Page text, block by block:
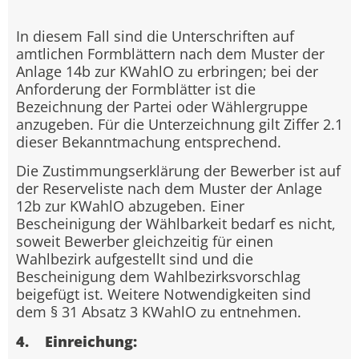
In diesem Fall sind die Unterschriften auf
amtlichen Formblättern nach dem Muster der
Anlage 14b zur KWahlO zu erbringen; bei der
Anforderung der Formblätter ist die
Bezeichnung der Partei oder Wählergruppe
anzugeben. Für die Unterzeichnung gilt Ziffer 2.1
dieser Bekanntmachung entsprechend.
Die Zustimmungserklärung der Bewerber ist auf
der Reserveliste nach dem Muster der Anlage
12b zur KWahlO abzugeben. Einer
Bescheinigung der Wählbarkeit bedarf es nicht,
soweit Bewerber gleichzeitig für einen
Wahlbezirk aufgestellt sind und die
Bescheinigung dem Wahlbezirksvorschlag
beigefügt ist. Weitere Notwendigkeiten sind
dem § 31 Absatz 3 KWahlO zu entnehmen.
4. Einreichung: